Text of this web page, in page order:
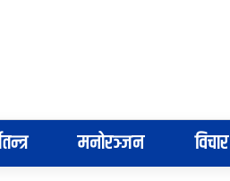
मनोरञ्जन विचार